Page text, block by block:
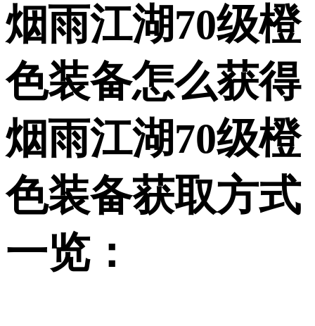
烟雨江湖70级橙
色装备怎么获得
烟雨江湖70级橙
色装备获取方式
一览：